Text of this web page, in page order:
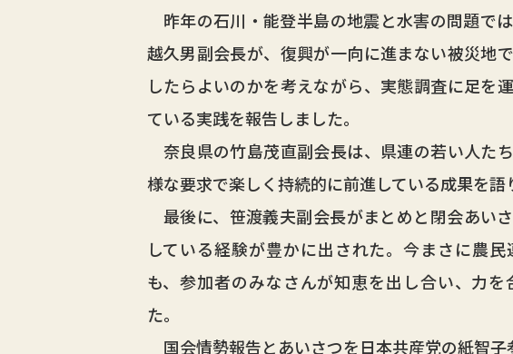
昨年の石川・能登半島の地震と水害の問題で
越久男副会長が、復興が一向に進まない被災地
したらよいのかを考えながら、実態調査に足を
ている実践を報告しました。
奈良県の竹島茂直副会長は、県連の若い人た
様な要求で楽しく持続的に前進している成果を語
最後に、笹渡義夫副会長がまとめと閉会あい
している経験が豊かに出された。今まさに農
も、参加者のみなさんが知恵を出し合い、力
た。
国会情勢報告とあいさつを日本共産党の紙智子